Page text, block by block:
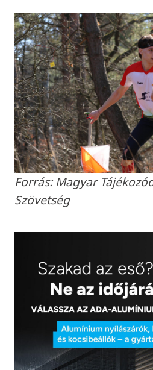
Forrás: Magyar
Szövetség